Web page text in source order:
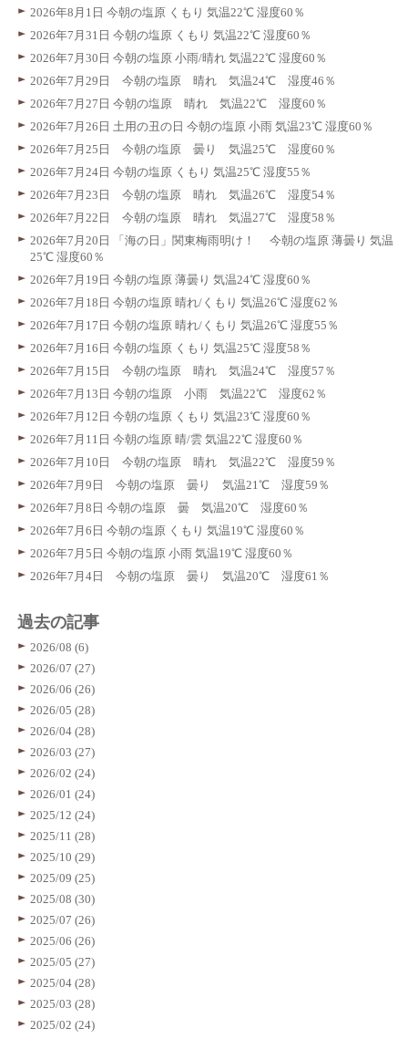
2026年8月1日 今朝の塩原 くもり 気温22℃ 湿度60％
2026年7月31日 今朝の塩原 くもり 気温22℃ 湿度60％
2026年7月30日 今朝の塩原 小雨/晴れ 気温22℃ 湿度60％
2026年7月29日 今朝の塩原 晴れ 気温24℃ 湿度46％
2026年7月27日 今朝の塩原 晴れ 気温22℃ 湿度60％
2026年7月26日 土用の丑の日 今朝の塩原 小雨 気温23℃ 湿度60％
2026年7月25日 今朝の塩原 曇り 気温25℃ 湿度60％
2026年7月24日 今朝の塩原 くもり 気温25℃ 湿度55％
2026年7月23日 今朝の塩原 晴れ 気温26℃ 湿度54％
2026年7月22日 今朝の塩原 晴れ 気温27℃ 湿度58％
2026年7月20日 「海の日」関東梅雨明け！ 今朝の塩原 薄曇り 気温
25℃ 湿度60％
2026年7月19日 今朝の塩原 薄曇り 気温24℃ 湿度60％
2026年7月18日 今朝の塩原 晴れ/くもり 気温26℃ 湿度62％
2026年7月17日 今朝の塩原 晴れ/くもり 気温26℃ 湿度55％
2026年7月16日 今朝の塩原 くもり 気温25℃ 湿度58％
2026年7月15日 今朝の塩原 晴れ 気温24℃ 湿度57％
2026年7月13日 今朝の塩原 小雨 気温22℃ 湿度62％
2026年7月12日 今朝の塩原 くもり 気温23℃ 湿度60％
2026年7月11日 今朝の塩原 晴/雲 気温22℃ 湿度60％
2026年7月10日 今朝の塩原 晴れ 気温22℃ 湿度59％
2026年7月9日 今朝の塩原 曇り 気温21℃ 湿度59％
2026年7月8日 今朝の塩原 曇 気温20℃ 湿度60％
2026年7月6日 今朝の塩原 くもり 気温19℃ 湿度60％
2026年7月5日 今朝の塩原 小雨 気温19℃ 湿度60％
2026年7月4日 今朝の塩原 曇り 気温20℃ 湿度61％
過去の記事
2026/08 (6)
2026/07 (27)
2026/06 (26)
2026/05 (28)
2026/04 (28)
2026/03 (27)
2026/02 (24)
2026/01 (24)
2025/12 (24)
2025/11 (28)
2025/10 (29)
2025/09 (25)
2025/08 (30)
2025/07 (26)
2025/06 (26)
2025/05 (27)
2025/04 (28)
2025/03 (28)
2025/02 (24)